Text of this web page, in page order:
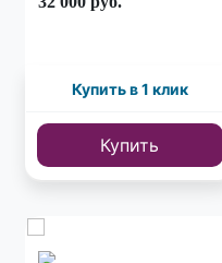
Купить в 1 клик
Купить